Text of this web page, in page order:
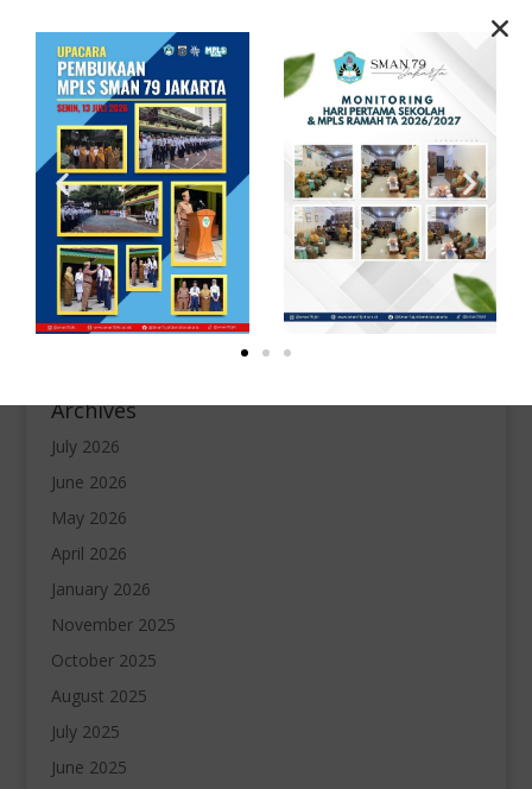
Recent Posts
Kegiatan Bersinergi Bersama Satpol PP
Monitoring MPLS Tahun 2026 di SMAN 79 Jakarta
Pembukaan MPLS Tahun 2026 di SMAN 79 Jakarta
Informasi Jadwal Perpindahan Peserta Didik Semester
Genap Tahun 2026
Seleksi Penerimaan Murid Baru (SPMB) Tahun Ajaran
2026/2027
Recent Comments
Archives
July 2026
June 2026
May 2026
April 2026
January 2026
November 2025
October 2025
August 2025
July 2025
June 2025